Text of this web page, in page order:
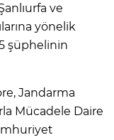
ve
yönelik
şüphelinin
Jandarma
Mücadele Daire